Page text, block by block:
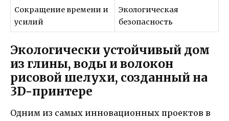
Сокращение времени и
усилий
Экологическая
безопасность
Экологически устойчивый дом
из глины, воды и волокон
рисовой шелухи, созданный на
3D-принтере
Одним из самых инновационных проектов в